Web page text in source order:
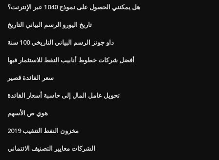
هل يمكنني الحصول على نموذج 1040 عبر الإنترنت؟
تاريخ اليورو الرسم البياني التاريخ
داو جونز الرسم البياني التاريخي 100 سنة
أفضل شركات خطوط أنابيب النفط للاستثمار فيها
سعر الفائدة قصير
تحويل عامل المال إلى حاسبة أسعار الفائدة
هوي ص الأسهم
مخزون النفط التنقيب 2019
الشركات معايير التصنيف الائتماني